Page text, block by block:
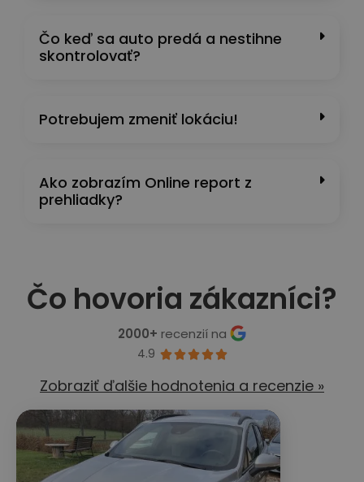
Čo keď sa auto predá a nestihne
skontrolovať?
Potrebujem zmeniť lokáciu!
Ako zobrazím Online report z
prehliadky?
Čo hovoria zákazníci?
2000+ recenzií na
4.9 
Zobraziť ďalšie hodnotenia a recenzie »